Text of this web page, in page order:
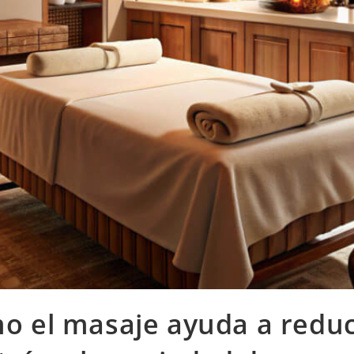
el masaje ayuda a